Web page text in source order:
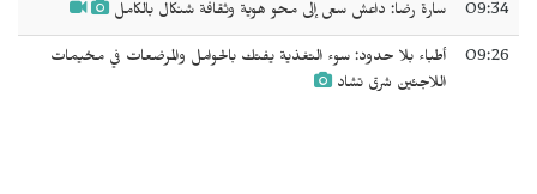
09:34 سارة رضا: داعش سعى إلى محو هوية وثقافة شنكال بالكامل
09:26
أطباء بلا حدود: سوء التغذية يفتك بالحوامل والمرضعات في مخيمات
اللاجئين شرق تشاد